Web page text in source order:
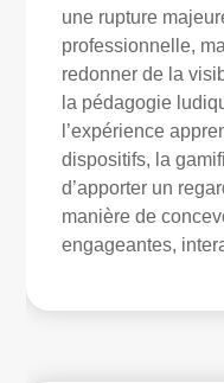
une rupture
professionnelle,
redonner de la
la pédagogie
l’expérience
dispositifs, la
d’apporter un
manière de
engageantes,